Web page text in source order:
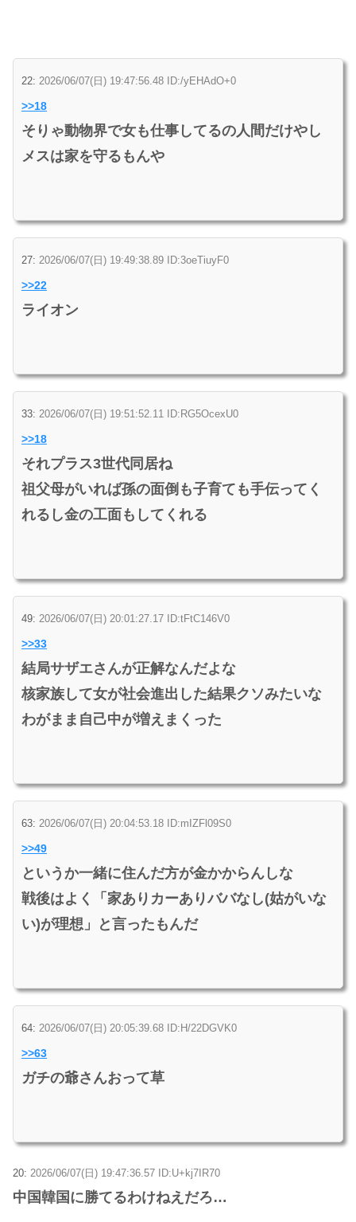
22: 2026/06/07(日) 19:47:56.48 ID:/yEHAdO+0
>>18
そりゃ動物界で女も仕事してるの人間だけやし
メスは家を守るもんや
27: 2026/06/07(日) 19:49:38.89 ID:3oeTiuyF0
>>22
ライオン
33: 2026/06/07(日) 19:51:52.11 ID:RG5OcexU0
>>18
それプラス3世代同居ね
祖父母がいれば孫の面倒も子育ても手伝ってく
れるし金の工面もしてくれる
49: 2026/06/07(日) 20:01:27.17 ID:tFtC146V0
>>33
結局サザエさんが正解なんだよな
核家族して女が社会進出した結果クソみたいな
わがまま自己中が増えまくった
63: 2026/06/07(日) 20:04:53.18 ID:mIZFl09S0
>>49
というか一緒に住んだ方が金かからんしな
戦後はよく「家ありカーありババなし(姑がいな
い)が理想」と言ったもんだ
64: 2026/06/07(日) 20:05:39.68 ID:H/22DGVK0
>>63
ガチの爺さんおって草
20: 2026/06/07(日) 19:47:36.57 ID:U+kj7IR70
中国韓国に勝てるわけねえだろ…